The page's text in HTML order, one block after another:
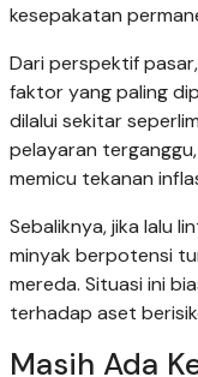
kesepakatan
Dari perspektif
faktor yang paling
dilalui sekitar
pelayaran
memicu tekanan
Sebaliknya, jika lalu
minyak berpotensi
mereda. Situasi ini
terhadap aset
Masih Ada